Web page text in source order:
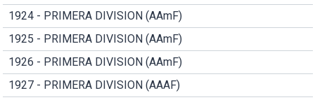
1924 - PRIMERA DIVISION (AAmF)
1925 - PRIMERA DIVISION (AAmF)
1926 - PRIMERA DIVISION (AAmF)
1927 - PRIMERA DIVISION (AAAF)